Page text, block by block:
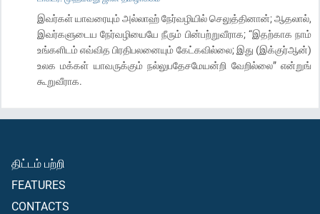
இவர்கள் யாவரையும் அல்லாஹ் நேர்வழியில் செலுத்தினான்; ஆதலால்,
இவர்களுடைய நேர்வழியையே நீரும் பின்பற்றுவீராக; “இதற்காக நாம்
உங்களிடம் எவ்வித பிரதிபலனையும் கேட்கவில்லை; இது (இக்குர்ஆன்)
உலக மக்கள் யாவருக்கும் நல்லுபதேசமேயன்றி வேறில்லை” என்றுங்
கூறுவீராக.
திட்டம் பற்றி
FEATURES
CONTACTS